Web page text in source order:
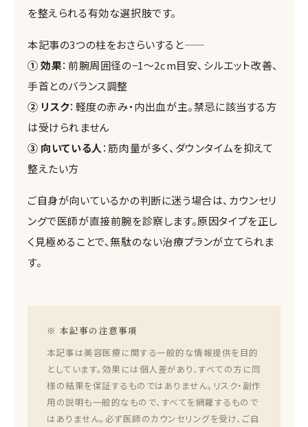
を整えられる有効な選択肢です。
本記事の3つの柱をおさらいすると——
① 効果：前腕周囲径の−1〜2cm目安、シルエット改善、
手首とのバランス調整
② リスク：軽度の赤み・内出血が主。禁忌に該当する方
は受けられません
③ 向いている人 ：筋肉量が多く、ダウンタイムを抑えて
整えたい方
ご自身が向いているかの判断に迷う場合は、カウンセリ
ングで医師が直接前腕を診察します。原因タイプを正し
く見極めることで、無駄のない治療プランが立てられま
す。
※ 本記事の注意事項
本記事は美容医療に関する一般的な情報提供を目的
としています。効果には個人差があり、すべての方に同
様の結果を保証するものではありません。リスク・副作
用の説明も一般的なもので、すべてを網羅するもので
はありません。必ず医師のカウンセリングを受け、ご自